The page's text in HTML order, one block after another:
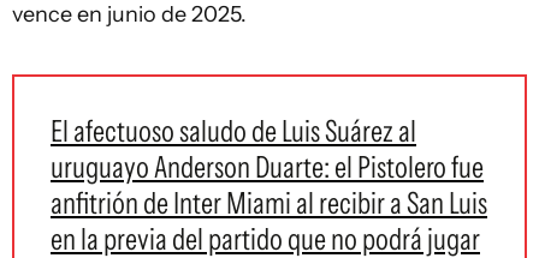
vence en junio de 2025.
El afectuoso saludo de Luis Suárez al
uruguayo Anderson Duarte: el Pistolero fue
anfitrión de Inter Miami al recibir a San Luis
en la previa del partido que no podrá jugar